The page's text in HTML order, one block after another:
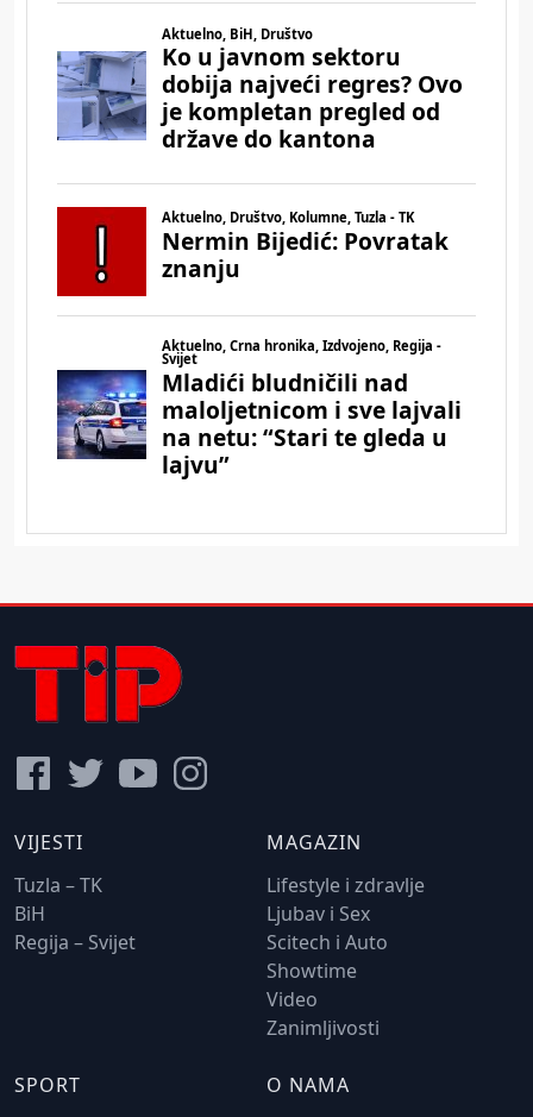
VIJESTI
Tuzla – TK
BiH
Regija – Svijet
MAGAZIN
Lifestyle i zdravlje
Ljubav i Sex
Scitech i Auto
Showtime
Video
Zanimljivosti
SPORT
O NAMA